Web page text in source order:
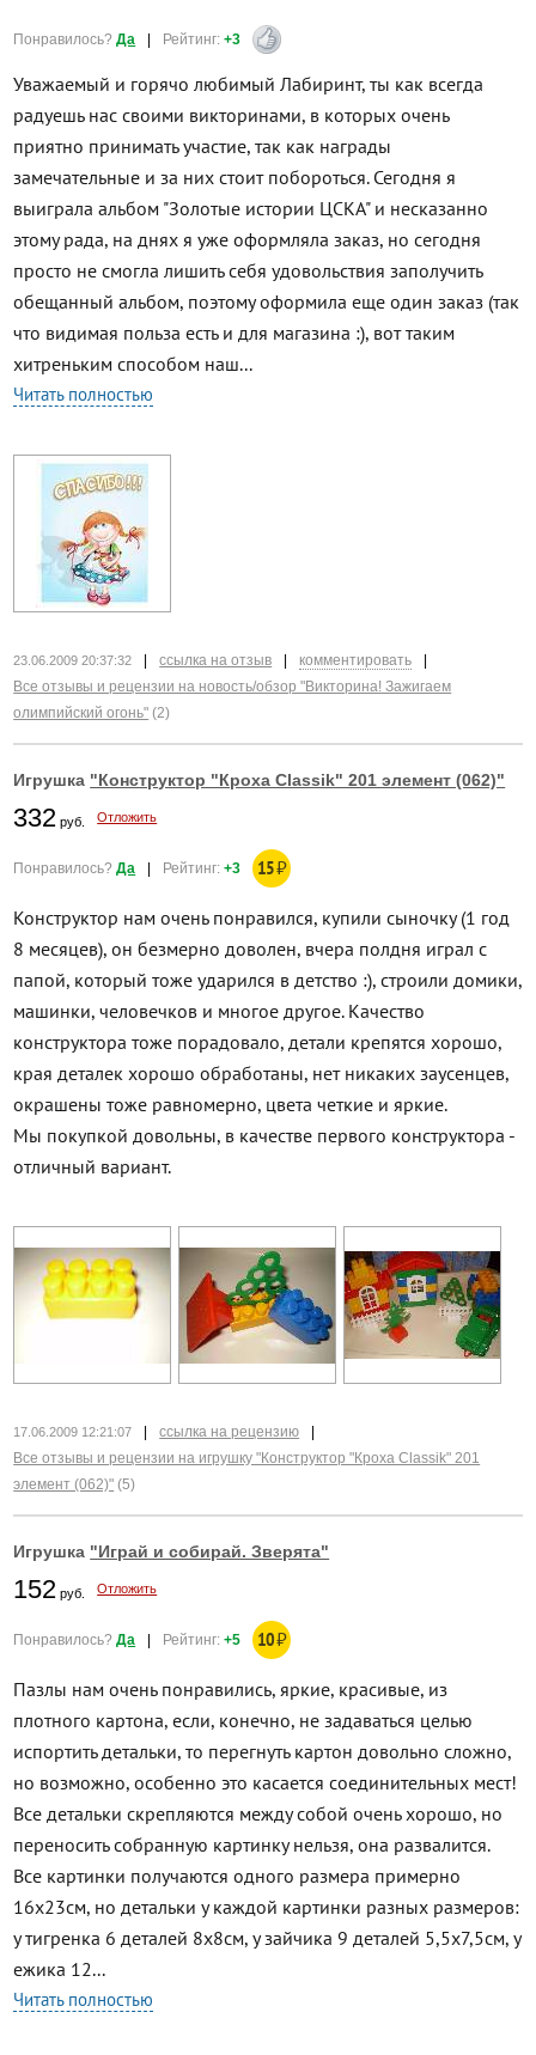
Понравилось?Да | Рейтинг:+3
Уважаемый и горячо любимый Лабиринт, ты как всегда
радуешь нас своими викторинами, в которых очень
приятно принимать участие, так как награды
замечательные и за них стоит побороться. Сегодня я
выиграла альбом "Золотые истории ЦСКА" и несказанно
этому рада, на днях я уже оформляла заказ, но сегодня
просто не смогла лишить себя удовольствия заполучить
обещанный альбом, поэтому оформила еще один заказ (так
что видимая польза есть и для магазина :), вот таким
хитреньким способом наш...
Читать полностью
23.06.2009 20:37:32 ссылка на отзыв комментировать
Все отзывы и рецензии на новость/обзор "Викторина! Зажигаем
олимпийский огонь" (2)
Игрушка "Конструктор "Кроха Classik" 201 элемент (062)"
332 руб. Отложить
Понравилось?Да | Рейтинг:+3 15₽
Конструктор нам очень понравился, купили сыночку (1 год
8 месяцев), он безмерно доволен, вчера полдня играл с
папой, который тоже ударился в детство :), строили домики,
машинки, человечков и многое другое. Качество
конструктора тоже порадовало, детали крепятся хорошо,
края деталек хорошо обработаны, нет никаких заусенцев,
окрашены тоже равномерно, цвета четкие и яркие.
Мы покупкой довольны, в качестве первого конструктора -
отличный вариант.
17.06.2009 12:21:07 ссылка на рецензию
Все отзывы и рецензии на игрушку "Конструктор "Кроха Classik" 201
элемент (062)" (5)
Игрушка "Играй и собирай. Зверята"
152 руб. Отложить
Понравилось?Да | Рейтинг:+5 10₽
Пазлы нам очень понравились, яркие, красивые, из
плотного картона, если, конечно, не задаваться целью
испортить детальки, то перегнуть картон довольно сложно,
но возможно, особенно это касается соединительных мест!
Все детальки скрепляются между собой очень хорошо, но
переносить собранную картинку нельзя, она развалится.
Все картинки получаются одного размера примерно
16х23см, но детальки у каждой картинки разных размеров:
у тигренка 6 деталей 8х8см, у зайчика 9 деталей 5,5х7,5см, у
ежика 12...
Читать полностью